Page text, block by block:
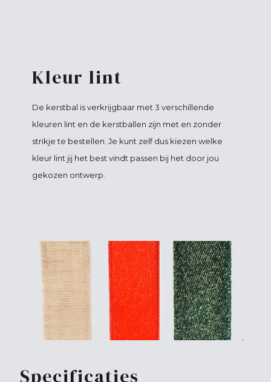
Kleur lint
De kerstbal is verkrijgbaar met 3 verschillende
kleuren lint en de kerstballen zijn met en zonder
strikje te bestellen. Je kunt zelf dus kiezen welke
kleur lint jij het best vindt passen bij het door jou
gekozen ontwerp.
Specificaties